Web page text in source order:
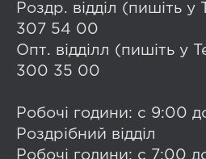
Роздр. відділ (пишіть
307 54 00
Опт. відділл (пишіть у
300 35 00
Робочі години: с 9:00
Роздрібний відділ
Робочі години: с 7:00